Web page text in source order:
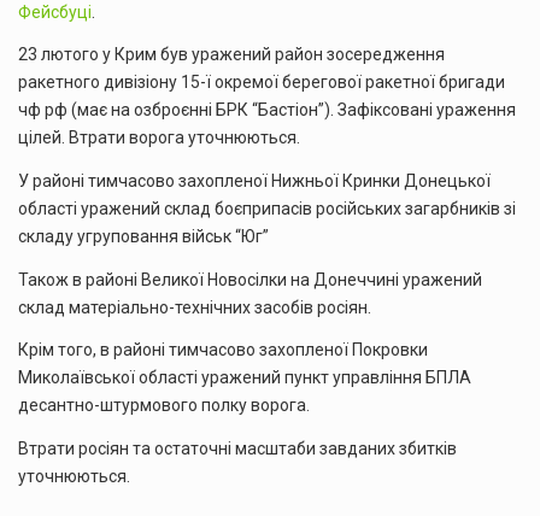
Фейсбуці
23 лютого у Крим був уражений район зосередження
ракетного дивізіону 15-ї окремої берегової ракетної бригади
чф рф (має на озброєнні БРК “Бастіон”). Зафіксовані ураження
цілей. Втрати ворога уточнюються.
У районі тимчасово захопленої Нижньої Кринки Донецької
області уражений склад боєприпасів російських загарбників зі
складу угруповання військ “Юг”
Також в районі Великої Новосілки на Донеччині уражений
склад матеріально-технічних засобів росіян.
Крім того, в районі тимчасово захопленої Покровки
Миколаївської області уражений пункт управління БПЛА
десантно-штурмового полку ворога.
Втрати росіян та остаточні масштаби завданих збитків
уточнюються.